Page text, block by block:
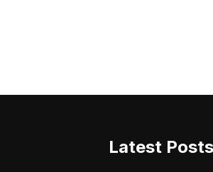
Latest Posts